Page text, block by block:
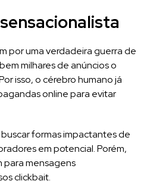
por uma verdadeira guerra de
milhares de anúncios o
isso, o cérebro humano já
online para evitar
formas impactantes de
em potencial. Porém,
para mensagens
clickbait.